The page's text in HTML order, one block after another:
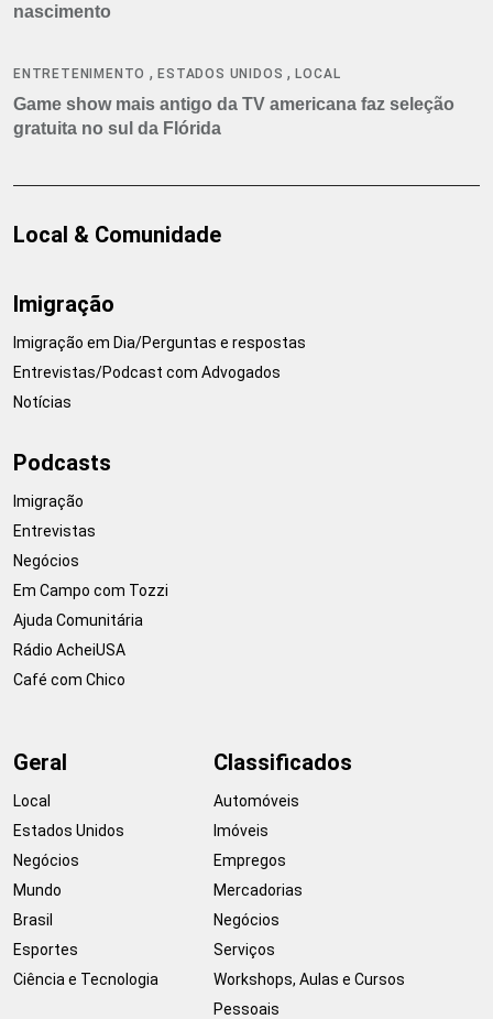
nascimento
ENTRETENIMENTO ,ESTADOS UNIDOS ,LOCAL
Game show mais antigo da TV americana faz seleção
gratuita no sul da Flórida
Local & Comunidade
Imigração
Imigração em Dia/Perguntas e respostas
Entrevistas/Podcast com Advogados
Notícias
Podcasts
Imigração
Entrevistas
Negócios
Em Campo com Tozzi
Ajuda Comunitária
Rádio AcheiUSA
Café com Chico
Geral
Local
Estados Unidos
Negócios
Mundo
Brasil
Esportes
Ciência e Tecnologia
Classificados
Automóveis
Imóveis
Empregos
Mercadorias
Negócios
Serviços
Workshops, Aulas e Cursos
Pessoais